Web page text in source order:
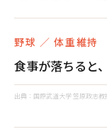
野球 ／ 体重維持
食事が落ちると
出典：国際武道大学 笠原政志教